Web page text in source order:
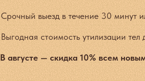
Срочный выезд в течение 30 минут
Выгодная стоимость утилизации
В августе — скидка 10% всем